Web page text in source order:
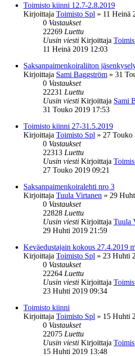
Toimisto kiinni 12.7-2.8.2019
Kirjoittaja Toimisto Spl » 11 Heinä
0 Vastaukset
22269 Luettu
Uusin viesti Kirjoittaja
11 Heinä 2019 12:03
Saksanpaimenkoiraliiton
Kirjoittaja Sami Baggström » 31
0 Vastaukset
22231 Luettu
Uusin viesti Kirjoittaja Sami
31 Touko 2019 17:53
Toimisto kiinni 27-31.5.2019
Kirjoittaja Toimisto Spl » 27 Touko
0 Vastaukset
22313 Luettu
Uusin viesti Kirjoittaja
27 Touko 2019 09:21
Saksanpaimenkoiralehti nro 3
Kirjoittaja Tuula Virtanen » 29
0 Vastaukset
22828 Luettu
Uusin viesti Kirjoittaja Tuula
29 Huhti 2019 21:59
Keväedustajain kokous 27.4.2019
Kirjoittaja Toimisto Spl » 23 Huhti
0 Vastaukset
22264 Luettu
Uusin viesti Kirjoittaja
23 Huhti 2019 09:34
Toimisto kiinni
Kirjoittaja Toimisto Spl » 15 Huhti
0 Vastaukset
22075 Luettu
Uusin viesti Kirjoittaja
15 Huhti 2019 13:48